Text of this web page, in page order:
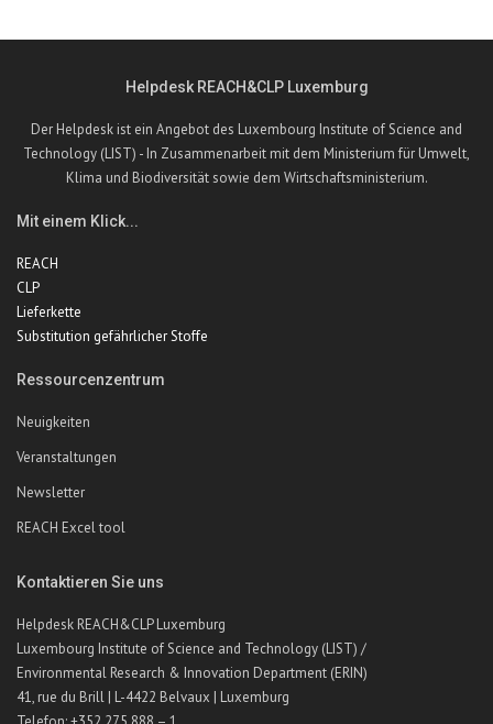
Helpdesk REACH&CLP Luxemburg
Der Helpdesk ist ein Angebot des Luxembourg Institute of Science and
Technology (LIST) - In Zusammenarbeit mit dem Ministerium für Umwelt,
Klima und Biodiversität sowie dem Wirtschaftsministerium.
Mit einem Klick...
REACH
CLP
Lieferkette
Substitution gefährlicher Stoffe
Ressourcenzentrum
Neuigkeiten
Veranstaltungen
Newsletter
REACH Excel tool
Kontaktieren Sie uns
Helpdesk REACH&CLP Luxemburg
Luxembourg Institute of Science and Technology (LIST) /
Environmental Research & Innovation Department (ERIN)
41, rue du Brill | L-4422 Belvaux | Luxemburg